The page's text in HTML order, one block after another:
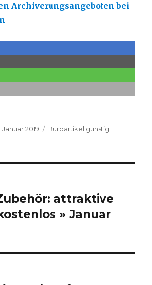
Archiverungsangeboten bei
Januar 2019 Kategorien
Büroartikel günstig
attraktive
» Januar